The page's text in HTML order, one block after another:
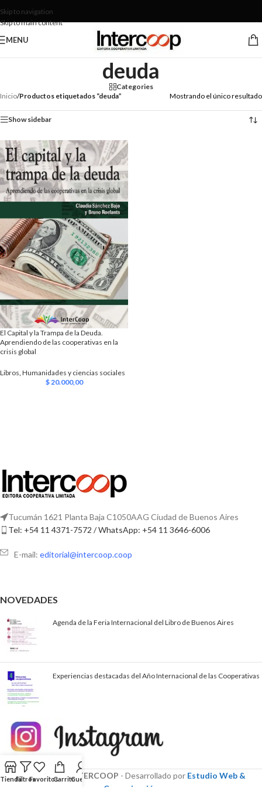
Skip to navigation
Skip to main content
MENU
deuda
Categories
Inicio/Productos etiquetados “deuda” Mostrando el único resultado
Show sidebar
El Capital y la Trampa de la Deuda.
Aprendiendo de las cooperativas en la
crisis global
Libros Humanidades y ciencias sociales
$20.000,00
Tucumán 1621 Planta Baja C1050AAG Ciudad de Buenos Aires
Tel: +54 11 4371-7572 / WhatsApp: +54 11 3646-6006
E-mail: editorial@intercoop.coop
NOVEDADES
Agenda de la Feria Internacional del Libro de Buenos Aires
Experiencias destacadas del Año Internacional de las Cooperativas
© 2023–2026INTERCOOP - Desarrollado por Estudio Web &
TiendaFiltrosFavoritosCarritoCuenta